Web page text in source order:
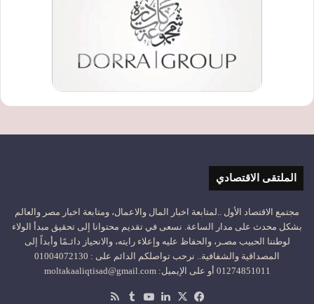
الملتقى الاقتصادي
مجتمع الاقتصاد الأول ..لمتابعة اخبار المال والاعمال، ومتابعة اخبار مصر والعالم
بشكل محدث على مدار الساعة. نسعى في تقديم محتوانا إلى تحقيق مبدأ الولاء
لوطننا الحبيب مصـر، والحفاظ عليه وإعلاء رايته، والانحياز دائـمًا وأبداً إلى
المصداقية والشفافية.. نرحب تواصلكم الدائم على : 01004072130
01274851011 أو على الإيميل: moltakaaliqtisad@gmail.com
فيسبوك
‫X لينكدإن‫YouTube